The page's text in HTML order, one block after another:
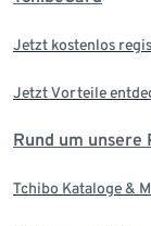
Jetzt kostenlos
Jetzt Vorteile
Rund um unsere
Tchibo Kataloge &